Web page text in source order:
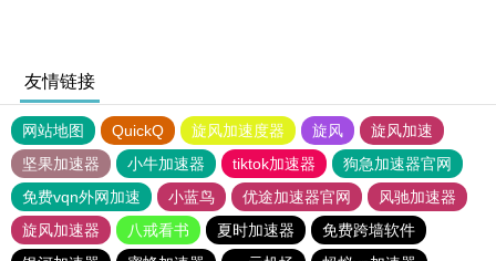
友情链接
网站地图 QuickQ 旋风加速度器 旋风
旋风加速
坚果加速器
小牛加速器 tiktok加速器
狗急加速器官网
免费vqn外网加速
小蓝鸟 优途加速器官网
风驰加速器
旋风加速器
八戒看书 夏时加速器
免费跨墙软件